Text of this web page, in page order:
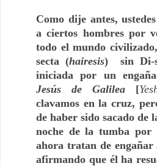
Como dije antes,
a ciertos hombres por
todo el mundo
secta (hairesis) sin Di-
iniciada por un
Jesús de Galilea [
clavamos en la cruz,
de haber sido sacado de
noche de la tumba por
ahora tratan de engañar
afirmando que él ha